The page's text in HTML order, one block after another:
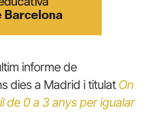
informe de
dies a Madrid i titulat On
de 0 a 3 anys per igualar